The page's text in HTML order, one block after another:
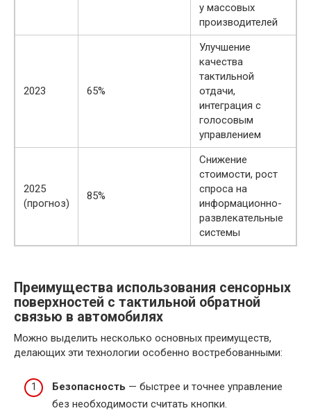
у массовых
производителей
2023 65%
Улучшение
качества
тактильной
отдачи,
интеграция с
голосовым
управлением
2025
(прогноз)
85%
Снижение
стоимости, рост
спроса на
информационно-
развлекательные
системы
Преимущества использования сенсорных
поверхностей с тактильной обратной
связью в автомобилях
Можно выделить несколько основных преимуществ,
делающих эти технологии особенно востребованными:
Безопасность — быстрее и точнее управление
без необходимости считать кнопки.